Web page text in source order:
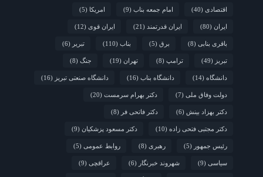
اقتصادی (40) امام جمعه بناب (9) امریکا (5)
ایران (80) ایران قدرتمند (21) ایران قوی (12)
باقری بنابی (8) برق (5) بناب (110) تبریر (6)
تبریز (49) ترامپ (8) تهران (19) جنگ (8)
دانشگاه (14) دانشگاه بناب (16) دانشگاه صنعتی تبریز (16)
دولت وفاق ملی (7) دکتر بهرام سرمست (20)
دکتر بهزاد بینش (6) دکتر فاتحی فر (8)
دکتر مجتبی فتحی زاده (10) دکتر مسعود پزشکیان (9)
رئیس جمهور (5) رهبری (8) روابط عمومی (5)
سیاسی (9) شهروند خبرنگار (6) عراقچی (9)